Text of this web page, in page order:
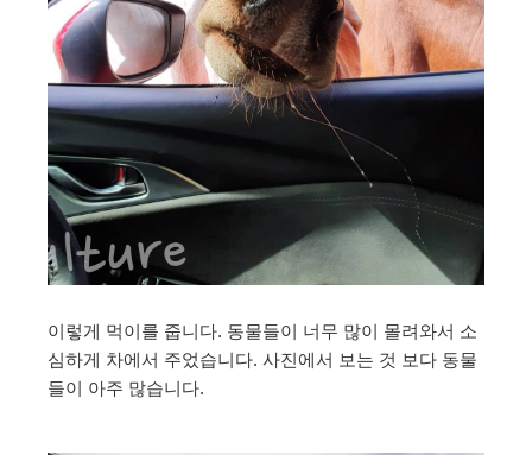
이렇게 먹이를 줍니다. 동물들이 너무 많이 몰려와서 소
심하게 차에서 주었습니다. 사진에서 보는 것 보다 동물
들이 아주 많습니다.